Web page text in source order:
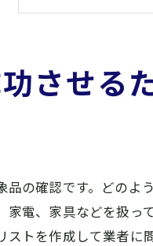
必要書類
支払い方
スムーズな買
買取価格
必要書類
買取業者
させる
の確認です。どのよ
電、家具などを扱
トを作成して業者